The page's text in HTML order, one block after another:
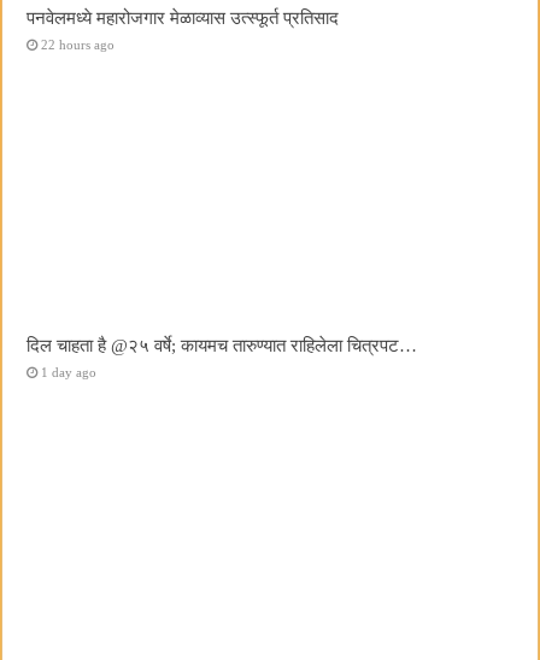
पनवेलमध्ये महारोजगार मेळाव्यास उत्स्फूर्त प्रतिसाद
22 hours ago
दिल चाहता है @२५ वर्षे; कायमच तारुण्यात राहिलेला चित्रपट…
1 day ago